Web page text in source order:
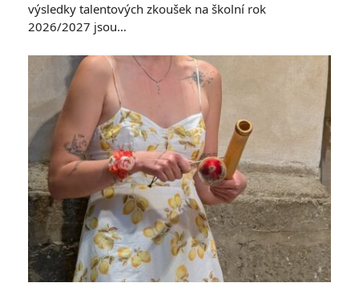
výsledky talentových zkoušek na školní rok
2026/2027 jsou…